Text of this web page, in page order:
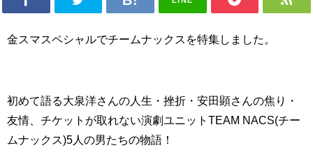
金スマスペシャルでチームナックスを特集しました。
初めて語る大泉洋さんの人生・挫折・安田顕さんの焦り・
友情、チケットが取れない演劇ユニットTEAM NACS(チー
ムナックス)5人の男たちの物語！